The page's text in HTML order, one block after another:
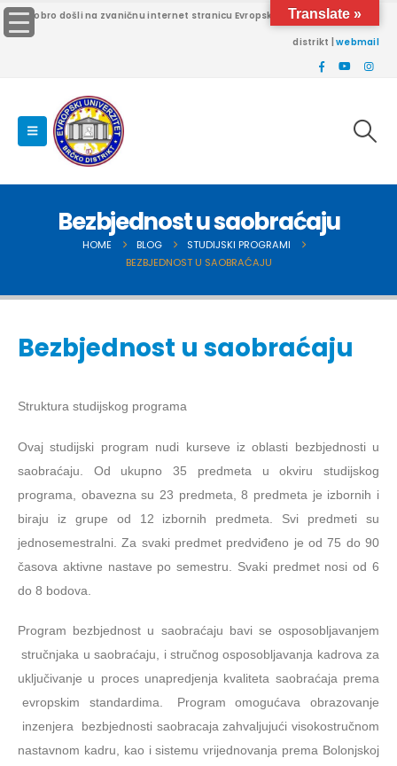
Dobro došli na zvaničnu internet stranicu Evropskog univerziteta Brčko
distrikt |webmail
Bezbjednost u saobraćaju
HOME BLOG
STUDIJSKI PROGRAMI
BEZBJEDNOST U SAOBRAĆAJU
Bezbjednost u saobraćaju
Struktura studijskog programa
Ovaj studijski program nudi kurseve iz oblasti bezbjednosti u
saobraćaju. Od ukupno 35 predmeta u okviru studijskog
programa, obavezna su 23 predmeta, 8 predmeta je izbornih i
biraju iz grupe od 12 izbornih predmeta. Svi predmeti su
jednosemestralni. Za svaki predmet predviđeno je od 75 do 90
časova aktivne nastave po semestru. Svaki predmet nosi od 6
do 8 bodova.
Program bezbjednost u saobraćaju bavi se osposobljavanjem
stručnjaka u saobraćaju, i stručnog osposobljavanja kadrova za
uključivanje u proces unapredjenja kvaliteta saobraćaja prema
evropskim standardima. Program omogućava obrazovanje
inzenjera bezbjednosti saobracaja zahvaljujući visokostručnom
nastavnom kadru, kao i sistemu vrijednovanja prema Bolonjskoj
Translate »